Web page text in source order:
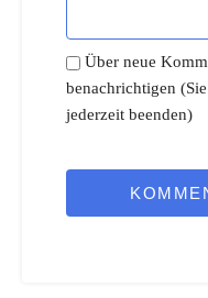
Über neue
benachrichtigen
jederzeit beenden)